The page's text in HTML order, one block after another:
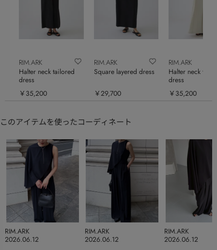
RIM.ARK
Halter neck tailored
dress
￥35,200
RIM.ARK
Square layered dress
￥29,700
RIM.ARK
Halter neck
dress
￥35,200
このアイテムを使ったコーディネート
2026.06.12
RIM.ARK
2026.06.12
RIM.ARK
2026.06.12
RIM.ARK